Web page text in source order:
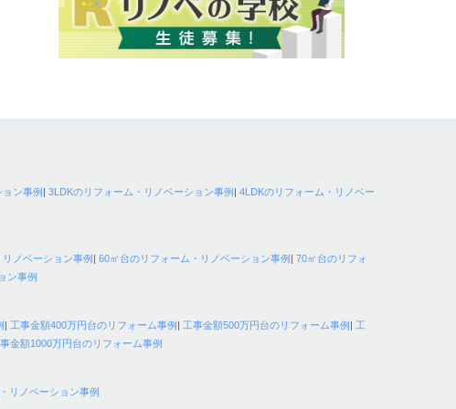
ン事例| 3LDKのリフォーム・リノベーション事例| 4LDKのリフォーム・リノベー
ノベーション事例| 60㎡台のリフォーム・リノベーション事例| 70㎡台のリフォ
ン事例
| 工事金額400万円台のリフォーム事例| 工事金額500万円台のリフォーム事例| 工
金額1000万円台のリフォーム事例
リノベーション事例